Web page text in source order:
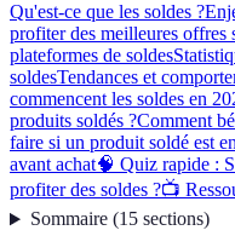
Qu'est-ce que les soldes ?
profiter des meilleures offres
plateformes de soldes
soldesTendances et
commencent les soldes en
produits soldés ?Comment
faire si un produit soldé est
avant achat🧠 Quiz rapide :
profiter des soldes ?📺
Sommaire(15 sections)